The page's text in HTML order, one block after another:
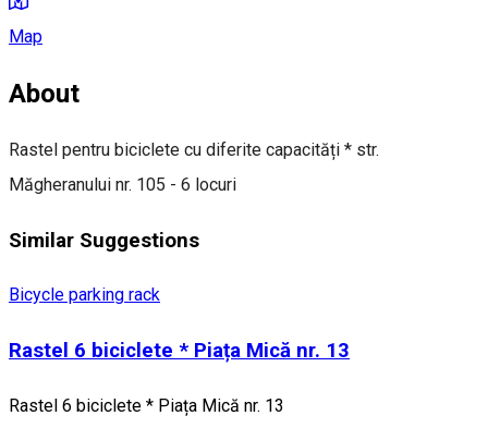
Map
About
Rastel pentru biciclete cu diferite capacități * str.
Măgheranului nr. 105 - 6 locuri
Similar Suggestions
Bicycle parking rack
Rastel 6 biciclete * Piața Mică nr. 13
Rastel 6 biciclete * Piața Mică nr. 13